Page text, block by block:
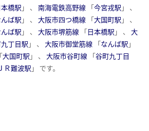
橋駅 」 、 南海電鉄高野線 「今宮戎駅 」 、
ば駅 」 、 大阪市四つ橋線 「大国町駅 」 、
ば駅 」 、 大阪市堺筋線 「日本橋駅 」 、 大
丁目駅 」 、 大阪市御堂筋線 「なんば駅 」
大国町駅 」 、 大阪市谷町線 「谷町九丁目
Ｒ難波駅 」 です。